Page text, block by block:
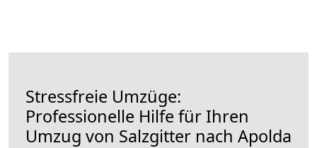
Stressfreie Umzüge:
Professionelle Hilfe für Ihren
Umzug von Salzgitter nach Apolda